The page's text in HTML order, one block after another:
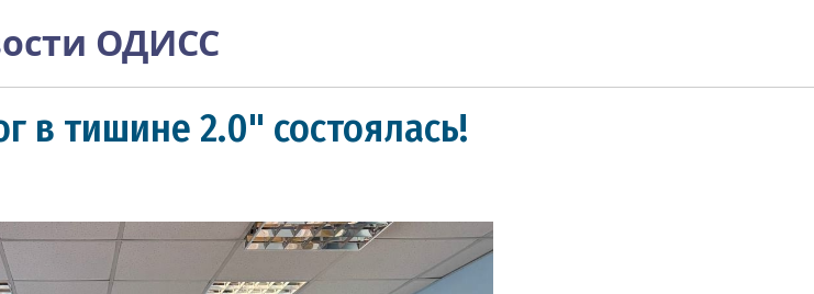
ОДИСС
в тишине 2.0" состоялась!